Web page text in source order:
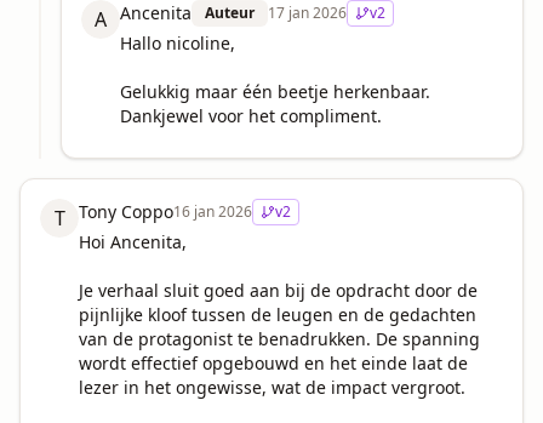
A Ancenita Auteur 17 jan 2026 v2
Hallo nicoline,
Gelukkig maar één beetje herkenbaar.
Dankjewel voor het compliment.
T Tony Coppo16 jan 2026 v2
Hoi Ancenita,
Je verhaal sluit goed aan bij de opdracht door de
pijnlijke kloof tussen de leugen en de gedachten
van de protagonist te benadrukken. De spanning
wordt effectief opgebouwd en het einde laat de
lezer in het ongewisse, wat de impact vergroot.